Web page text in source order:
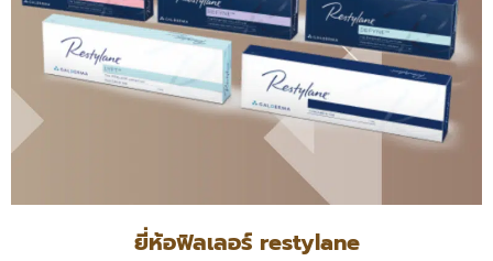
ยี่ห้อฟิลเลอร์ restylane